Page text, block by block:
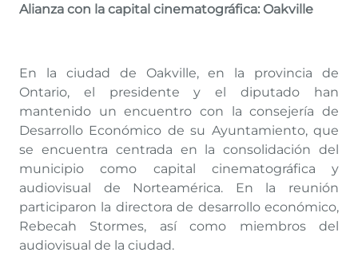
Alianza con la capital cinematográfica: Oakville
En la ciudad de Oakville, en la provincia de
Ontario, el presidente y el diputado han
mantenido un encuentro con la consejería de
Desarrollo Económico de su Ayuntamiento, que
se encuentra centrada en la consolidación del
municipio como capital cinematográfica y
audiovisual de Norteamérica. En la reunión
participaron la directora de desarrollo económico,
Rebecah Stormes, así como miembros del
audiovisual de la ciudad.